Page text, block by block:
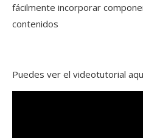
fácilmente incorporar
contenidos
Puedes ver el videotutorial